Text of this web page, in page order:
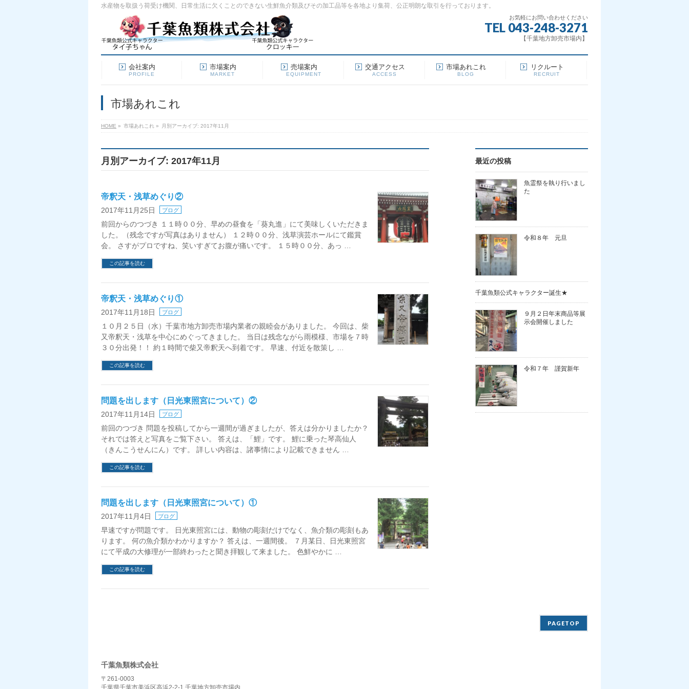
水産物を取扱う荷受け機関、日常生活に欠くことのできない生鮮魚介類及びその加工品等を各地より集荷、公正明朗な取引を行っております。
お気軽にお問い合わせください
TEL 043-248-3271
【千葉地方卸売市場内】
会社案内
PROFILE
市場案内
MARKET
売場案内
EQUIPMENT
交通アクセス
ACCESS
市場あれこれ
BLOG
リクルート
RECRUIT
市場あれこれ
HOME » 市場あれこれ » 月別アーカイブ: 2017年11月
月別アーカイブ: 2017年11月
帝釈天・浅草めぐり②
2017年11月25日 ブログ
前回からのつづき １１時００分、早めの昼食を「葵丸進」にて美味しくいただきま
した。（残念ですが写真はありません） １２時００分、浅草演芸ホールにて鑑賞
会。 さすがプロですね、笑いすぎてお腹が痛いです。 １５時００分、あっ …
この記事を読む
帝釈天・浅草めぐり①
2017年11月18日 ブログ
１０月２５日（水）千葉市地方卸売市場内業者の親睦会がありました。 今回は、柴
又帝釈天・浅草を中心にめぐってきました。 当日は残念ながら雨模様、市場を７時
３０分出発！！ 約１時間で柴又帝釈天へ到着です。 早速、付近を散策し …
この記事を読む
問題を出します（日光東照宮について）②
2017年11月14日 ブログ
前回のつづき 問題を投稿してから一週間が過ぎましたが、答えは分かりましたか？
それでは答えと写真をご覧下さい。 答えは、「鯉」です。 鯉に乗った琴高仙人
（きんこうせんにん）です。 詳しい内容は、諸事情により記載できません …
この記事を読む
問題を出します（日光東照宮について）①
2017年11月4日 ブログ
早速ですが問題です。 日光東照宮には、動物の彫刻だけでなく、魚介類の彫刻もあ
ります。 何の魚介類かわかりますか？ 答えは、一週間後。 ７月某日、日光東照宮
にて平成の大修理が一部終わったと聞き拝観して来ました。 色鮮やかに …
この記事を読む
最近の投稿
魚霊祭を執り行いまし
た
令和８年 元旦
千葉魚類公式キャラクター誕生★
９月２日年末商品等展
示会開催しました
令和７年 謹賀新年
PAGETOP
千葉魚類株式会社
〒261-0003
千葉県千葉市美浜区高浜2-2-1 千葉地方卸売市場内